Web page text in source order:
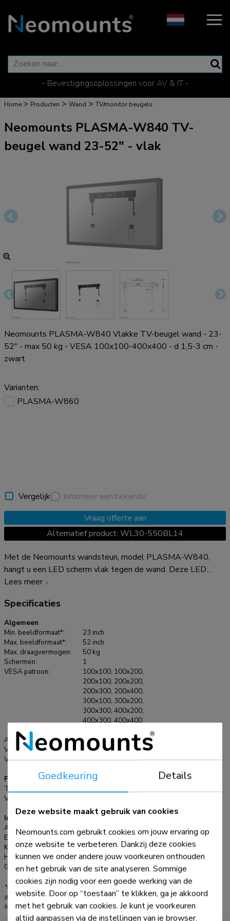
- Bevestigingsoplossingen voor AV & IT -
Home > Producten > Wand > TV/monitor beugels
Neomounts PLASMA-W840 TV-
beugel wand 23-52" - vlak
Neomounts PLASMA-W840 Vlakke TV-beugel wand - 23-
52" - max 50 kg - VESA 100x100-400x400 - d 1,5-3 cm -
zwart
Varianten:
PLASMA-W860
Vergelijk
Informeer een bekende
Vraag offerte aan
Alternatief product: WL30-550BL14
Met de Neomounts wandsteun, model PLASMA-W840,
hangt u een LED scherm vlak tegen de wand. Deze LED
steun is slechts 14,5 mm diep waardoor uw LED TV één
indien nodig met de standaard meegeleverde opvulbussen
worden vergroot tot 3 cm. De PLASMA-W840 heeft een
draagvermogen van 50 kg en kan gemonteerd worden op
schermen met een maximaal VESA gatenpatroon van
400x400 mm aan de achterzijde van het scherm. Hiermee
hangt u eenvoudig schermen t/m 52" (132 cm) aan de wand.
De montage is een fluitje van een cent. U monteert de
horizontale strip op de wand en de 2 haken achterop uw
scherm. Vervolgens haakt u het scherm over de strip en kunt
u optimaal genieten van uw LED televisie. Deze wandsteun
wordt geleverd inclusief installatiemateriaal.
Lees meer
Specificaties
Algemeen
Min. beeldformaat*:
23 inch
Max. beeldformaat*:
52 inch
Max. draagvermogen:
50 kg
Schermen:
1
VESA patroon:
100x100, 100x200,
200x100, 200x200,
200x300, 200x400,
300x100, 300x200,
300x300, 400x200,
400x300, 400x400
Afstand tot wand:
1,5-3 cm
VESA maximaal:
400x400 mm
VESA minimaal:
100x100 mm
Functionaliteit
Type:
Verstellingstype:
Informatie
Artikelnummer:
PLASMA-W840
EAN:
Kleur:
Zwart
Hoofdmateriaal:
Staal
Garantie:
5 jaar
*NB. De vermelde inch-maten zijn slechts een indicatie, gecombineerd met het
gewicht en de VESA-maten. Het maximale gewicht en de VESA-maat zijn absolute
beperkingen voor de producten en dienen niet te worden overschreden.
Goedkeuring Details
Deze website maakt gebruik van cookies
Neomounts.com gebruikt cookies om jouw ervaring op
onze website te verbeteren. Dankzij deze cookies
kunnen we onder andere jouw voorkeuren onthouden
en het gebruik van de site analyseren. Sommige
cookies zijn nodig voor een goede werking van de
website. Door op “toestaan” te klikken, ga je akkoord
met het gebruik van cookies. Je kunt je voorkeuren
altijd aanpassen via de instellingen van je browser.